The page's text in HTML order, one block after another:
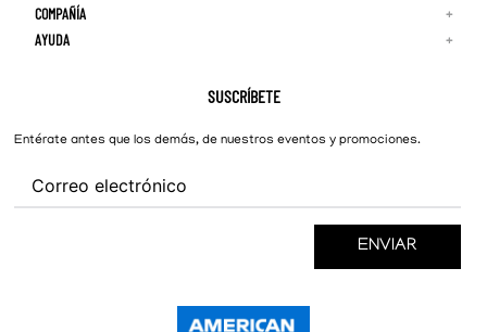
Adidas
Reebok
COMPAÑÍA +
Quiénes Somos
AYUDA +
SUSCRÍBETE
Entérate antes que los demás, de nuestros eventos y promociones.
ENVIAR